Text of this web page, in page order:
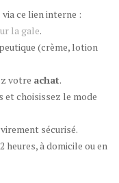
ce lien interne :
la gale.
(crème, lotion
votre achat.
et choisissez le mode
sécurisé.
heures, à domicile ou en